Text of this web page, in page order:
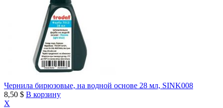
Чернила бирюзовые, на водной основе 28 мл, SINK008
8,50 $ В корзину
X